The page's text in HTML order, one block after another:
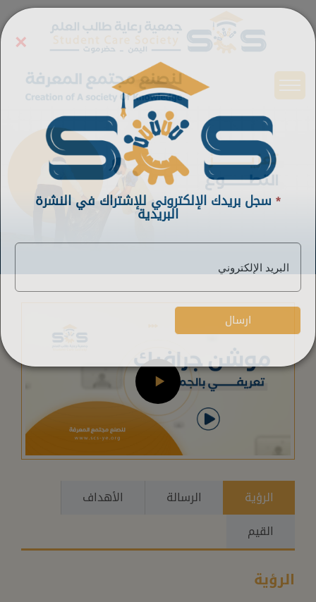
الرؤية الرسالة
الأهداف
القيم
الرؤية
×
* سجل بريدك الإلكتروني للإشتراك في النشرة
البريدية
ارسال